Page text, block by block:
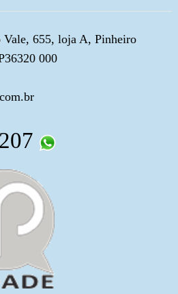
Vale, 655, loja A, Pinheiro
000